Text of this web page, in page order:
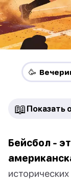
🥳
📖 Показать
Бейсбол -